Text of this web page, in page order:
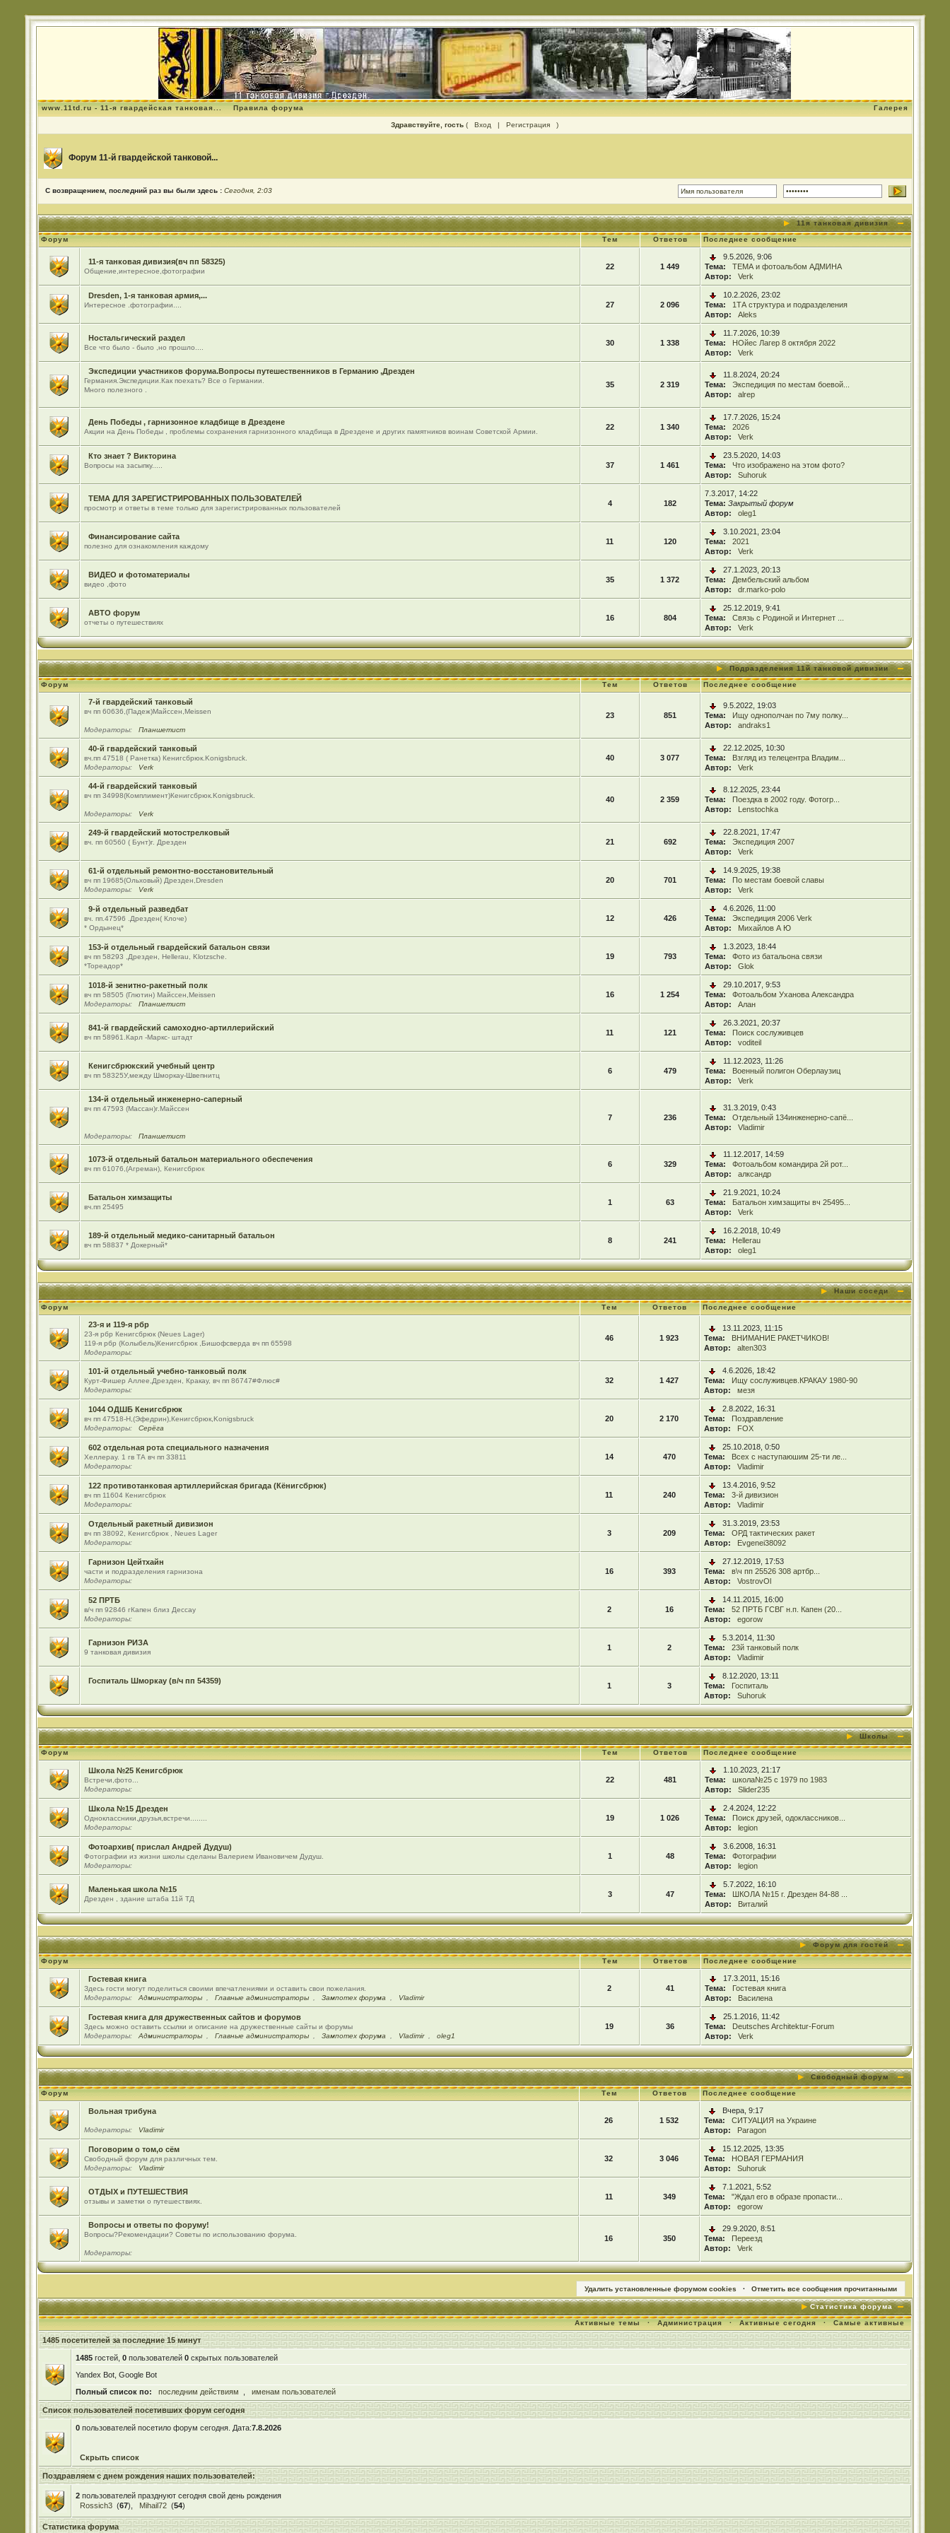
www.11td.ru - 11-я гвардейская танковая... Правила форума Галерея
Здравствуйте, гость ( Вход | Регистрация )
Форум 11-й гвардейской танковой...
С возвращением, последний раз вы были здесь : Сегодня, 2:03
11я танковая дивизия
Форум Тем Ответов Последнее сообщение
11-я танковая дивизия(вч пп 58325)
Общение,интересное,фотографии
22 1 449
9.5.2026, 9:06
Тема:
ТЕМА и фотоальбом АДМИНА
Автор:
Verk
Dresden, 1-я танковая армия,...
Интересное .фотографии.... 27 2 096
10.2.2026, 23:02
Тема:
1ТА структура и подразделения
Автор:
Aleks
Ностальгический раздел
Все что было - было ,но прошло....
30 1 338
11.7.2026, 10:39
Тема:
НОйес Лагер 8 октября 2022
Автор:
Verk
Экспедиции участников форума.Вопросы путешественников в Германию ,Дрезден
Германия.Экспедиции.Как поехать? Все о Германии.
Много полезного .
35 2 319
11.8.2024, 20:24
Тема:
Экспедиция по местам боевой...
Автор:
alrep
День Победы , гарнизонное кладбище в Дрездене
Акции на День Победы , проблемы сохранения гарнизонного кладбища в Дрездене и других памятников воинам Советской Армии.
22 1 340
17.7.2026, 15:24
Тема:
2026
Автор:
Verk
Кто знает ? Викторина
Вопросы на засыпку..... 37 1 461
23.5.2020, 14:03
Тема:
Что изображено на этом фото?
Автор:
Suhoruk
ТЕМА ДЛЯ ЗАРЕГИСТРИРОВАННЫХ ПОЛЬЗОВАТЕЛЕЙ
просмотр и ответы в теме только для зарегистрированных пользователей
4 182
7.3.2017, 14:22
Тема: Закрытый форум
Автор:
oleg1
Финансирование сайта
полезно для ознакомления каждому
11 120
3.10.2021, 23:04
Тема:
2021
Автор:
Verk
ВИДЕО и фотоматериалы
видео ,фото
35 1 372
27.1.2023, 20:13
Тема:
Дембельский альбом
Автор:
dr.marko-polo
АВТО форум
отчеты о путешествиях
16 804
25.12.2019, 9:41
Тема:
Связь с Родиной и Интернет ...
Автор:
Verk
Подразделения 11й танковой дивизии
Форум Тем Ответов Последнее сообщение
7-й гвардейский танковый
вч пп 60636,(Падеж)Майсcен,Meissen
Модераторы: Планшетист
23 851
9.5.2022, 19:03
Тема:
Ищу однополчан по 7му полку...
Автор:
andraks1
40-й гвардейский танковый
вч.пп 47518 ( Ранетка) Кенигсбрюк.Konigsbruck.
Модераторы:
Verk
40 3 077
22.12.2025, 10:30
Тема:
Взгляд из телецентра Владим...
Автор:
Verk
44-й гвардейский танковый
вч пп 34998(Комплимент)Кенигсбрюк.Konigsbruck.
Модераторы: Verk
40 2 359
8.12.2025, 23:44
Тема:
Поездка в 2002 году. Фотогр...
Автор:
Lenstochka
249-й гвардейский мотострелковый
вч. пп 60560 ( Бунт)г. Дрезден 21 692
22.8.2021, 17:47
Тема:
Экспедиция 2007
Автор:
Verk
61-й отдельный ремонтно-восстановительный
вч пп 19685(Ольховый) Дрезден,Dresden
Модераторы:
Verk
20 701
14.9.2025, 19:38
Тема:
По местам боевой славы
Автор:
Verk
9-й отдельный разведбат
вч. пп.47596 .Дрезден( Клоче)
* Ордынец*
12 426
4.6.2026, 11:00
Тема:
Экспедиция 2006 Verk
Автор:
Михайлов А Ю
153-й отдельный гвардейский батальон связи
вч пп 58293 ,Дрезден, Hellerau, Klotzsche.
*Тореадор*
19 793
1.3.2023, 18:44
Тема:
Фото из батальона связи
Автор:
Glok
1018-й зенитно-ракетный полк
вч пп 58505 (Глютин) Майсcен,Meissen
Модераторы:
Планшетист
16 1 254
29.10.2017, 9:53
Тема:
Фотоальбом Уханова Александра
Автор:
Алан
841-й гвардейский самоходно-артиллерийский
вч пп 58961.Карл -Маркс- штадт
11 121
26.3.2021, 20:37
Тема:
Поиск сослуживцев
Автор:
voditeil
Кенигсбрюкский учебный центр
вч пп 58325У,между Шморкау-Швепнитц
6 479
11.12.2023, 11:26
Тема:
Военный полигон Оберлаузиц
Автор:
Verk
134-й отдельный инженерно-саперный
вч пп 47593 (Массан)г.Майссен
Модераторы: Планшетист
7 236
31.3.2019, 0:43
Тема:
Отдельный 134инженерно-сапё...
Автор:
Vladimir
1073-й отдельный батальон материального обеспечения
вч пп 61076,(Агреман), Кенигсбрюк
6 329
11.12.2017, 14:59
Тема:
Фотоальбом командира 2й рот...
Автор:
алксандр
Батальон химзащиты
вч.пп 25495
1 63
21.9.2021, 10:24
Тема:
Батальон химзащиты вч 25495...
Автор:
Verk
189-й отдельный медико-санитарный батальон
вч пп 58837 * Докерный*
8 241
16.2.2018, 10:49
Тема:
Hellerau
Автор:
oleg1
Наши соседи
Форум Тем Ответов Последнее сообщение
23-я и 119-я рбр
23-я рбр Кенигсбрюк (Neues Lager)
119-я рбр (Колыбель)Кенигсбрюк ,Бишофсверда вч пп 65598
Модераторы:
46 1 923
13.11.2023, 11:15
Тема:
ВНИМАНИЕ РАКЕТЧИКОВ!
Автор:
alten303
101-й отдельный учебно-танковый полк
Курт-Фишер Аллее,Дрезден, Кракау, вч пп 86747#Флюс#
Модераторы:
32 1 427
4.6.2026, 18:42
Тема:
Ищу сослуживцев.КРАКАУ 1980-90
Автор:
мезя
1044 ОДШБ Кенигсбрюк
вч пп 47518-Н,(Эфедрин),Кенигсбрюк,Konigsbruck
Модераторы:
Серёга
20 2 170
2.8.2022, 16:31
Тема:
Поздравление
Автор:
FOX
602 отдельная рота специального назначения
Хеллерау. 1 гв ТА вч пп 33811
Модераторы:
14 470
25.10.2018, 0:50
Тема:
Всех с наступаюшим 25-ти ле...
Автор:
Vladimir
122 противотанковая артиллерийская бригада (Кёнигсбрюк)
вч пп 11604 Кенигсбрюк
Модераторы:
11 240
13.4.2016, 9:52
Тема:
3-й дивизион
Автор:
Vladimir
Отдельный ракетный дивизион
вч пп 38092, Кенигсбрюк , Neues Lager
Модераторы:
3 209
31.3.2019, 23:53
Тема:
ОРД тактических ракет
Автор:
Evgenei38092
Гарнизон Цейтхайн
части и подразделения гарнизона
Модераторы:
16 393
27.12.2019, 17:53
Тема:
в\ч пп 25526 308 артбр...
Автор:
VostrovOl
52 ПРТБ
в/ч пп 92846 гКапен близ Дессау
Модераторы:
2 16
14.11.2015, 16:00
Тема:
52 ПРТБ ГСВГ н.п. Капен (20...
Автор:
egorow
Гарнизон РИЗА
9 танковая дивизия
1 2
5.3.2014, 11:30
Тема:
23й танковый полк
Автор:
Vladimir
Госпиталь Шморкау (в/ч пп 54359)
1 3
8.12.2020, 13:11
Тема:
Госпиталь
Автор:
Suhoruk
Школы
Форум Тем Ответов Последнее сообщение
Школа №25 Кенигсбрюк
Встречи,фото...
Модераторы:
22 481
1.10.2023, 21:17
Тема:
школа№25 с 1979 по 1983
Автор:
Slider235
Школа №15 Дрезден
Одноклассники,друзья,встречи........
Модераторы:
19 1 026
2.4.2024, 12:22
Тема:
Поиск друзей, одоклассников...
Автор:
legion
Фотоархив( прислал Андрей Дудуш)
Фотографии из жизни школы сделаны Валерием Ивановичем Дудуш.
Модераторы:
1 48
3.6.2008, 16:31
Тема:
Фотографии
Автор:
legion
Маленькая школа №15
Дрезден , здание штаба 11й ТД
3 47
5.7.2022, 16:10
Тема:
ШКОЛА №15 г. Дрезден 84-88 ...
Автор:
Виталий
Форум для гостей
Форум Тем Ответов Последнее сообщение
Гостевая книга
Здесь гости могут поделиться своими впечатлениями и оставить свои пожелания.
Модераторы:
Администраторы Главные администраторы Зампотех форума Vladimir
2 41
17.3.2011, 15:16
Тема:
Гостевая книга
Автор:
Василена
Гостевая книга для дружественных сайтов и форумов
Здесь можно оставить ссылки и описание на дружественные сайты и форумы
Модераторы:
Администраторы Главные администраторы Зампотех форума Vladimir oleg1
19 36
25.1.2016, 11:42
Тема:
Deutsches Architektur-Forum
Автор:
Verk
Свободный форум
Форум Тем Ответов Последнее сообщение
Вольная трибуна
Модераторы: Vladimir
26 1 532
Вчера, 9:17
Тема:
СИТУАЦИЯ на Украине
Автор:
Paragon
Поговорим о том,о сём
Свободный форум для различных тем.
Модераторы:
Vladimir
32 3 046
15.12.2025, 13:35
Тема:
НОВАЯ ГЕРМАНИЯ
Автор:
Suhoruk
ОТДЫХ и ПУТЕШЕСТВИЯ
отзывы и заметки о путешествиях.
11 349
7.1.2021, 5:52
Тема:
"Ждал его в образе пропасти...
Автор:
egorow
Вопросы и ответы по форуму!
Вопросы?Рекомендации? Советы по использованию форума.
Модераторы:
16 350
29.9.2020, 8:51
Тема:
Переезд
Автор:
Verk
Удалить установленные форумом cookies · Отметить все сообщения прочитанными
Статистика форума
Активные темы · Администрация · Активные сегодня · Самые активные
1485 посетителей за последние 15 минут
1485гостей, 0пользователей 0скрытых пользователей
Yandex Bot, Google Bot
Полный список по:
последним действиям именам пользователей
Список пользователей посетивших форум сегодня
0пользователей посетило форум сегодня. Дата:7.8.2026
Скрыть список
Поздравляем с днем рождения наших пользователей:
2пользователей празднуют сегодня свой день рождения
Rossich3 (67), Mihail72 (54)
Статистика форума